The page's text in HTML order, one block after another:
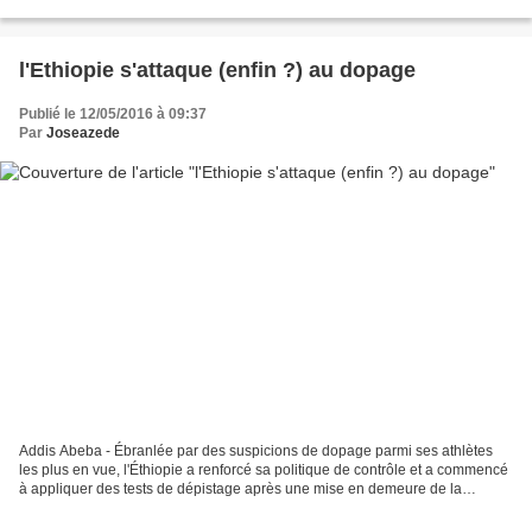
l'Ethiopie s'attaque (enfin ?) au dopage
Publié le 12/05/2016 à 09:37
Par Joseazede
Addis Abeba - Ébranlée par des suspicions de dopage parmi ses athlètes
les plus en vue, l'Éthiopie a renforcé sa politique de contrôle et a commencé
à appliquer des tests de dépistage après une mise en demeure de la